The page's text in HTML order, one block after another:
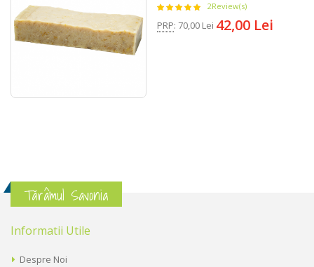
2Review(s)
PRP: 70,00 Lei 42,00 Lei
Tărâmul Savonia
Informatii Utile
Despre Noi